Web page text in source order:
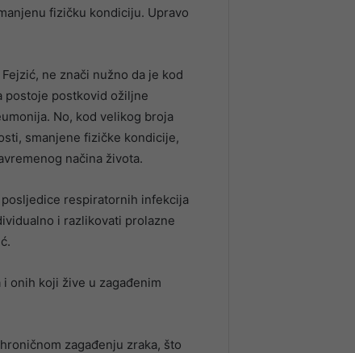
fizičku kondiciju. Upravo
ne znači nužno da je kod
postoje postkovid ožiljne
No, kod velikog broja
smanjene fizičke kondicije,
načina života.
respiratornih infekcija
i razlikovati prolazne
onih koji žive u zagađenim
zagađenju zraka, što